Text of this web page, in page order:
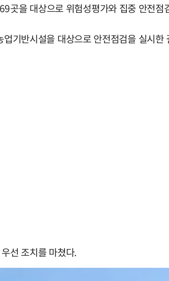
곳을 대상으로 위험성평가와 집중 안전점
기반시설을 대상으로 안전점검을 실시한
선 조치를 마쳤다.